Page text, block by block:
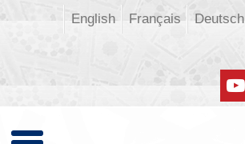
Deutsch
Français
English